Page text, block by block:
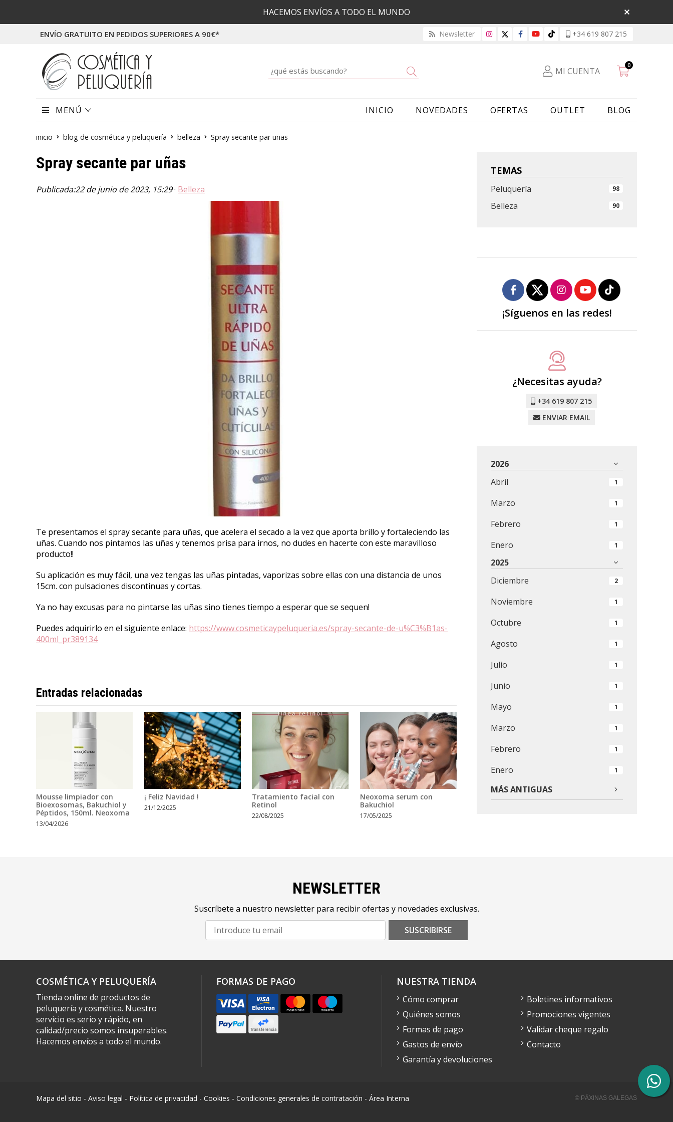
HACEMOS ENVÍOS A TODO EL MUNDO
ENVÍO GRATUITO EN PEDIDOS SUPERIORES A 90€* Newsletter +34 619 807 215
MI CUENTA
0
MENÚ INICIO NOVEDADES OFERTAS OUTLET BLOG
inicio blog de cosmética y peluquería belleza Spray secante par uñas
TEMAS
Belleza 90
Peluquería 98
Spray secante par uñas
Publicada:22 de junio de 2023, 15:29· Belleza
Te presentamos el spray secante para uñas, que acelera el secado a la vez que aporta brillo y fortaleciendo las
uñas. Cuando nos pintamos las uñas y tenemos prisa para irnos, no dudes en hacerte con este maravilloso
producto!!
Su aplicación es muy fácil, una vez tengas las uñas pintadas, vaporizas sobre ellas con una distancia de unos
15cm. con pulsaciones discontinuas y cortas.
Ya no hay excusas para no pintarse las uñas sino tienes tiempo a esperar que se sequen!
Puedes adquirirlo en el siguiente enlace: https://www.cosmeticaypeluqueria.es/spray-secante-de-u%C3%B1as-
400ml_pr389134
Entradas relacionadas
Mousse limpiador con
Bioexosomas, Bakuchiol y
Péptidos, 150ml. Neoxoma
13/04/2026
¡ Feliz Navidad !
21/12/2025
Tratamiento facial con
Retinol
22/08/2025
Neoxoma serum con
Bakuchiol
17/05/2025
¡Síguenos en las redes!
¿Necesitas ayuda?
+34 619 807 215
ENVIAR EMAIL
2026
Abril
1
Marzo 1
Febrero 1
Enero 1
2025
Diciembre
2
Noviembre 1
Octubre 1
Agosto 1
Julio 1
Junio 1
Mayo 1
Marzo 1
Febrero 1
Enero 1
MÁS ANTIGUAS
NEWSLETTER
Suscríbete a nuestro newsletter para recibir ofertas y novedades exclusivas.
SUSCRIBIRSE
COSMÉTICA Y PELUQUERÍA
Tienda online de productos de
peluquería y cosmética. Nuestro
servicio es serio y rápido, en
calidad/precio somos insuperables.
Hacemos envíos a todo el mundo.
FORMAS DE PAGO NUESTRA TIENDA
Cómo comprar
Quiénes somos
Formas de pago
Gastos de envío
Garantía y devoluciones
Boletines informativos
Promociones vigentes
Validar cheque regalo
Contacto
Mapa del sitio - Aviso legal - Política de privacidad - Cookies - Condiciones generales de contratación - Área Interna © PÁXINAS GALEGAS